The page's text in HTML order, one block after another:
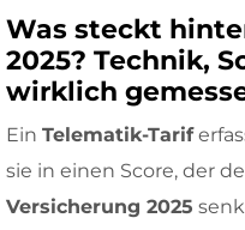
Was steckt
2025? Technik,
wirklich
Ein Telematik-Tarif
sie in einen Score, der
Versicherung 2025